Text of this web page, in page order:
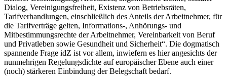
Dialog, Vereinigungsfreiheit, Existenz von Betriebsräten,
Tarifverhandlungen, einschließlich des Anteils der Arbeitnehmer, für
die Tarifverträge gelten, Informations-, Anhörungs- und
Mitbestimmungsrechte der Arbeitnehmer, Vereinbarkeit von Beruf
und Privatleben sowie Gesundheit und Sicherheit“. Die dogmatisch
spannende Frage idZ ist vor allem, inwiefern es hier angesichts der
nunmehrigen Regelungsdichte auf europäischer Ebene auch einer
(noch) stärkeren Einbindung der Belegschaft bedarf.